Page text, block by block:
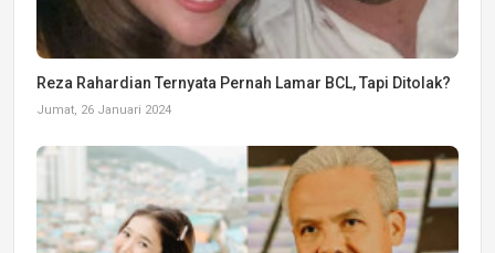
Reza Rahardian Ternyata Pernah Lamar BCL, Tapi Ditolak?
Jumat, 26 Januari 2024